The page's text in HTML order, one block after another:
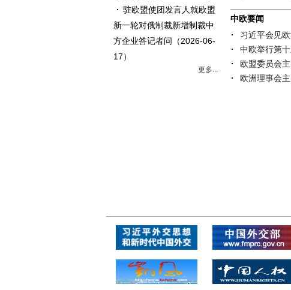
驻欧盟使团发言人就欧盟
新一轮对俄制裁新增制裁中
方企业答记者问 （2026-06-
17）
更多...
中欧要闻
习近平会见
中欧举行第
欧盟委员会
欧洲理事会